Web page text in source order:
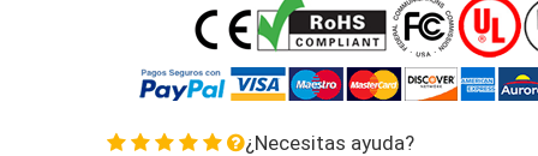
¿Necesitas ayuda?